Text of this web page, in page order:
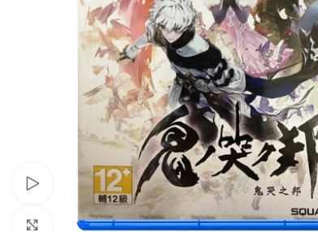
Xem video
Nhấp để phóng to